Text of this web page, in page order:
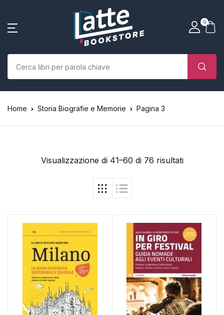
0
SHOP BY CATEGORY
Libri
Case editrici
L’Edicola & eventi
Galleria d’Arte
Contattaci
Vicino
Account
Nome utente o email *
Parola d'ordine *
password?
Registrazione
Creare un account
Vicino
La tua borsa della spesa
(0)
Home Storia Biografie e Memorie Pagina 3
Visualizzazione di 41–60 di 76 risultati